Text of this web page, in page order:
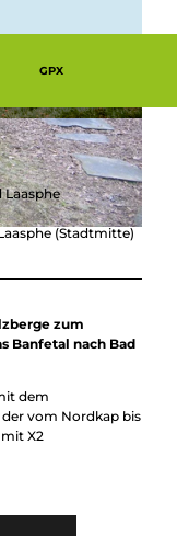
GmbH
GPX
Laasphe
(Stadtmitte)
zum
Banfetal nach Bad
dem
vom Nordkap bis
X2